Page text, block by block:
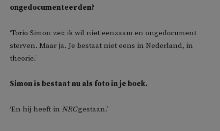
ongedocumenteerden?
‘Torio Simon zei: ik wil niet eenzaam en ongedocument
sterven. Maar ja. Je bestaat niet eens in Nederland, in
theorie.’
Simon is bestaat nu als foto in je boek.
‘En hij heeft in NRCgestaan.’